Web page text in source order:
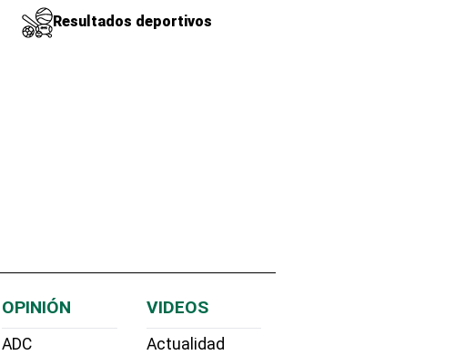
Resultados deportivos
OPINIÓN
ADC
VIDEOS
Actualidad